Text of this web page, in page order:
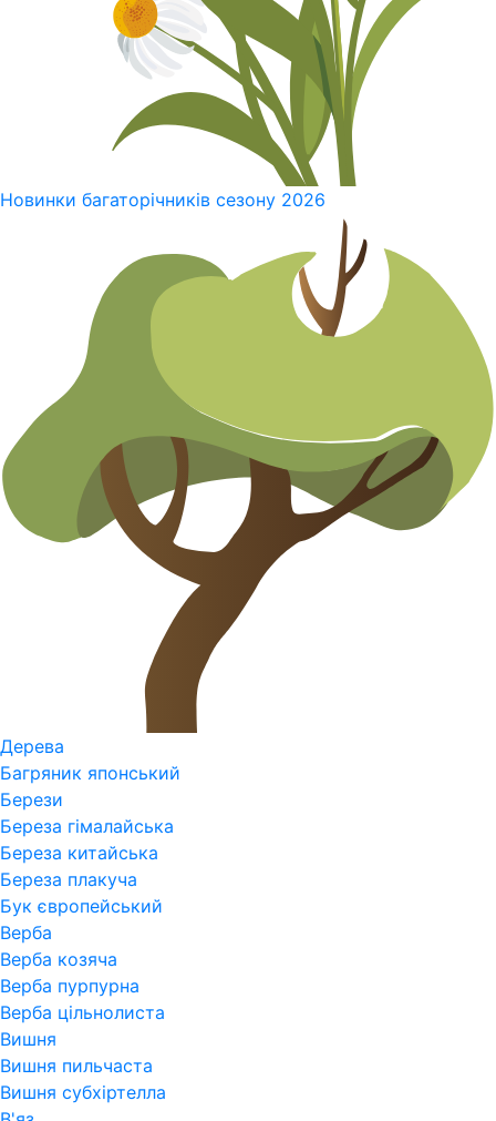
Новинки багаторічників сезону 2026
Дерева
Багряник японський
Берези
Береза гімалайська
Береза китайська
Береза плакуча
Бук європейський
Верба
Верба козяча
Верба пурпурна
Верба цільнолиста
Вишня
Вишня пильчаста
Вишня субхіртелла